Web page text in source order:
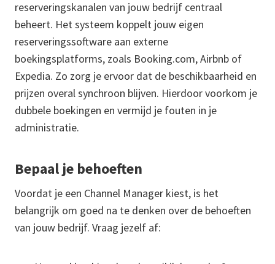
reserveringskanalen van jouw bedrijf centraal
beheert. Het systeem koppelt jouw eigen
reserveringssoftware aan externe
boekingsplatforms, zoals Booking.com, Airbnb of
Expedia. Zo zorg je ervoor dat de beschikbaarheid en
prijzen overal synchroon blijven. Hierdoor voorkom je
dubbele boekingen en vermijd je fouten in je
administratie.
Bepaal je behoeften
Voordat je een Channel Manager kiest, is het
belangrijk om goed na te denken over de behoeften
van jouw bedrijf. Vraag jezelf af: